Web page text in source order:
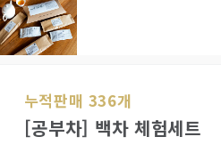
누적판매 336개
[공부차] 백차 체험세트